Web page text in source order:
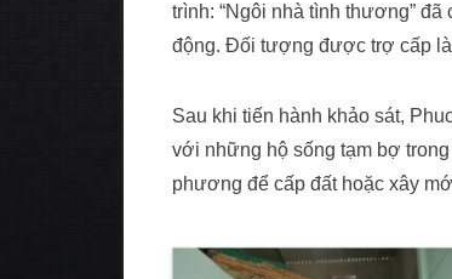
trình: “Ngôi nhà tình thương”
động. Đối tượng được trợ cấp là
Sau khi tiến hành khảo sát,
với những hộ sống tạm bợ trong
phương để cấp đất hoặc xây